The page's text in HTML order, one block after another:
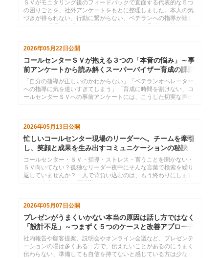
ＳＶがモニタリング後のフィードバックで直面する代表的な５つ
の困りごとを、社外アンケートをもとに整理しました。本人の気
づきが得られない、行動に繋がらない、ベテランへの指導が難し
2026年05月22日公開
コールセンターＳＶが抱える３つの「本音の悩み」～事
前アンケートから読み解くスーパーバイザー育成の課題
と解決策
「自分の指導が正しいのかわからない」「ベテランオペレーター
への指導に気を遣いすぎてしまう」「育成に時間を割けない」コ
ールセンターＳＶへの事前アンケートには、こうした切実な声が
で、ＳＶを育てる研修・マネジメント設計に役立つ具体的な視点
を提供します。
2026年05月13日 公開
忙しいコールセンター現場のリーダーへ。チームを牽引
し、笑顔と成果を生み出すコミュニケーションの秘訣
コールセンター・ＳＶ・指導・ストレス・言うことを聞かない・
ＳＶ向いてない？孤独なリーダー夜中にそんな言葉で検索を繰り
返していませんか？一人で背負い込むのは、もう終わりにしまし
2026年05月07日公開
プレゼンがうまくいかない本当の原因は話し方ではなく
「設計不足」～つまずく５つのケースと改善アプローチ
社内報告や顧客提案、説明会やオンライン会議など、プレゼンテ
ーションの場は多くある一方で、伝えたいことがあるのにうまく
伝わらない、準備しても自信を持てないと感じている方は少なく